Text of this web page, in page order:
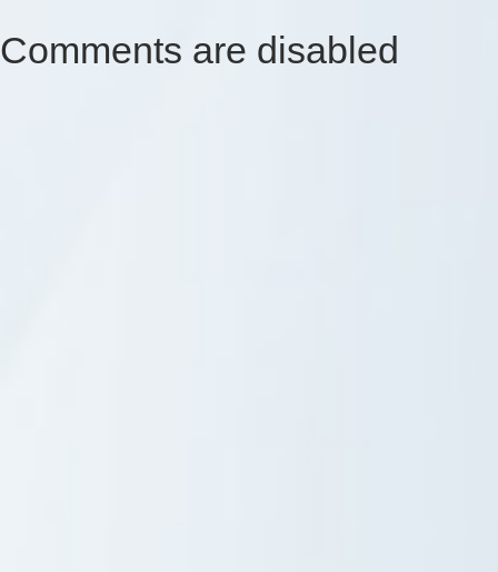
Comments are disabled